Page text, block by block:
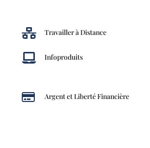
 Travailler à Distance
 Infoproduits
 Argent et Liberté Financière